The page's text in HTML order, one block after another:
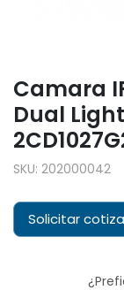
Camara
Dual
SKU: 202000042
Solicitar